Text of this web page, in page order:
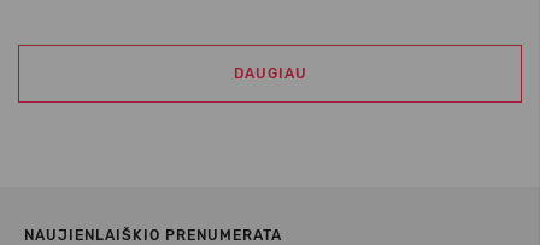
DAUGIAU
NAUJIENLAIŠKIO PRENUMERATA